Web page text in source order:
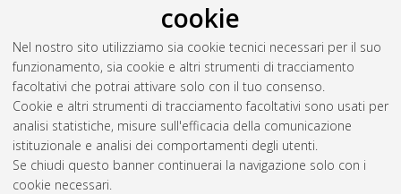
cookie
Nel nostro sito utilizziamo sia cookie tecnici necessari per il suo
funzionamento, sia cookie e altri strumenti di tracciamento
facoltativi che potrai attivare solo con il tuo consenso.
Cookie e altri strumenti di tracciamento facoltativi sono usati per
analisi statistiche, misure sull'efficacia della comunicazione
istituzionale e analisi dei comportamenti degli utenti.
Se chiudi questo banner continuerai la navigazione solo con i
cookie necessari.
Gestione del documento: